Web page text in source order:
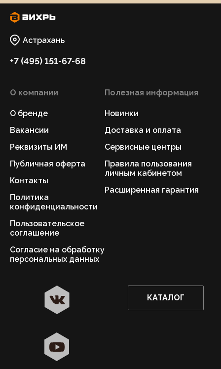
Астрахань
+7 (495) 151-67-68
О компании
О бренде
Вакансии
Реквизиты ИМ
Публичная оферта
Контакты
Политика
конфиденциальности
Пользовательское
соглашение
Согласие на обработку
персональных данных
Полезная информация
Новинки
Доставка и оплата
Сервисные центры
Правила пользования
личным кабинетом
Расширенная гарантия
КАТАЛОГ